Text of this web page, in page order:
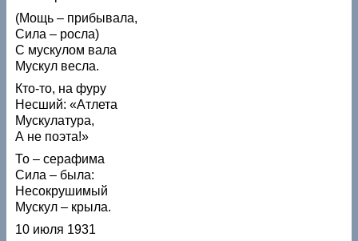
(Мощь – прибывала,
Сила – росла)
С мускулом вала
Мускул весла.
Кто-то, на фуру
Несший: «Атлета
Мускулатура,
А не поэта!»
То – серафима
Сила – была:
Несокрушимый
Мускул – крыла.
10 июля 1931